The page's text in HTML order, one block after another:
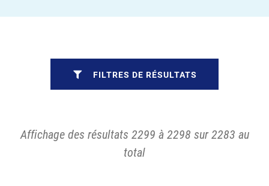
Affichage des résultats 2299 à 2298 sur 2283 au
total
FILTRES DE RÉSULTATS